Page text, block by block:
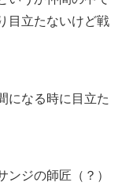
目立たないけど戦
になる時に目立た
ジの師匠（？）